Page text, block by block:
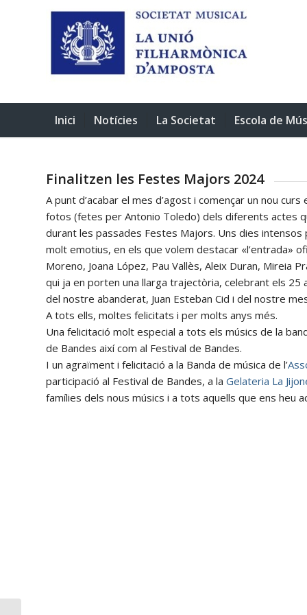
Inici Notícies La Societat Escola de
Finalitzen les Festes Majors 2024
A punt d’acabar el mes d’agost i començar un nou
fotos (fetes per Antonio Toledo) dels diferents actes
durant les passades Festes Majors. Uns dies
molt emotius, en els que volem destacar «l’entrada»
Moreno, Joana López, Pau Vallès, Aleix Duran, Mireia
qui ja en porten una llarga trajectòria, celebrant els 25
del nostre abanderat, Juan Esteban Cid i del nostre
A tots ells, moltes felicitats i per molts anys més.
Una felicitació molt especial a tots els músics de la
de Bandes així com al Festival de Bandes.
I un agraïment i felicitació a la Banda de música de l’
participació al Festival de Bandes, a la Gelateria La
famílies dels nous músics i a tots aquells que ens heu